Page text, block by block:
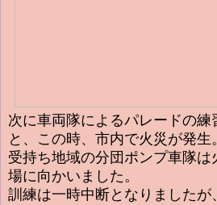
次に車両隊によるパレードの練
と、この時、市内で火災が発生。
受持ち地域の分団ポンプ車隊
場に向かいました。
訓練は一時中断となりましたが